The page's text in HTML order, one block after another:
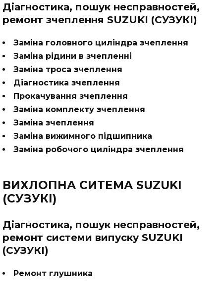
Діагностика, пошук несправностей,
ремонт зчеплення SUZUKI (СУЗУКІ)
Заміна головного циліндра зчеплення
Заміна рідини в зчепленні
Заміна троса зчеплення
Діагностика зчеплення
Прокачування зчеплення
Заміна комплекту зчеплення
Заміна зчеплення
Заміна вижимного підшипника
Заміна робочого циліндра зчеплення
ВИХЛОПНА СИТЕМА SUZUKI
(СУЗУКІ)
Діагностика, пошук несправностей,
ремонт системи випуску SUZUKI
(СУЗУКІ)
Ремонт глушника